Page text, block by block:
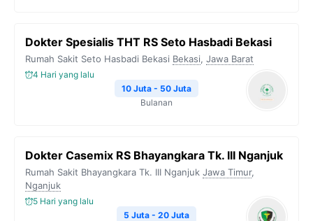
Dokter Spesialis THT RS Seto Hasbadi Bekasi
Rumah Sakit Seto Hasbadi Bekasi Bekasi, Jawa Barat
4 Hari yang lalu
10 Juta - 50 Juta
Bulanan
Dokter Casemix RS Bhayangkara Tk. III Nganjuk
Rumah Sakit Bhayangkara Tk. III Nganjuk Jawa Timur,
Nganjuk
5 Hari yang lalu
5 Juta - 20 Juta